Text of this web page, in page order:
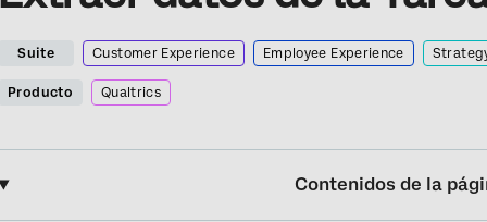
Suite Customer Experience Employee Experience
Producto Qualtrics
Contenidos de la